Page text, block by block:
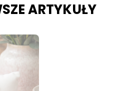
ARTYKUŁY